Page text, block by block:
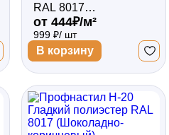
RAL 8017
(Шоколадно-
коричневый)
1800*1150*0,4
односторонний
от 444₽/м²
999 ₽/ шт
В корзину